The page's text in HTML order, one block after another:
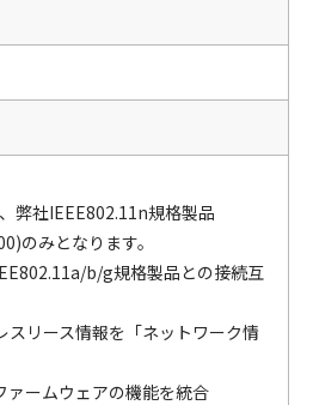
弊社IEEE802.11n規格製品
のみとなります。
b/g規格製品との接続互
スリース情報を「ネットワーク情
ァームウェアの機能を統合